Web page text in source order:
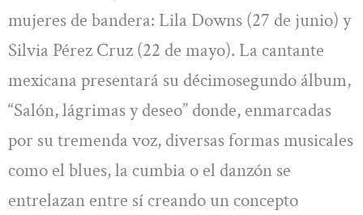
mujeres de bandera: Lila Downs (27 de junio) y
Silvia Pérez Cruz (22 de mayo). La cantante
mexicana presentará su décimosegundo álbum,
“Salón, lágrimas y deseo” donde, enmarcadas
por su tremenda voz, diversas formas musicales
como el blues, la cumbia o el danzón se
entrelazan entre sí creando un concepto